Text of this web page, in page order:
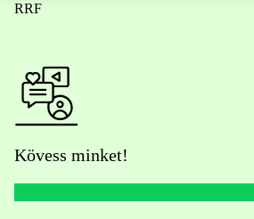
RRF
Kövess minket!